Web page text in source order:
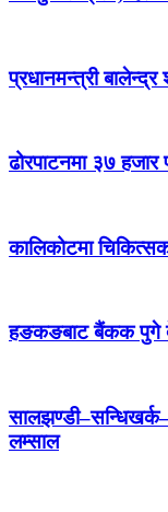
प्रधानमन्त्री
ढोरपाटनमा ३७
कालिकोटमा
हङकङबाट बैंकक पुगे
लम्साल